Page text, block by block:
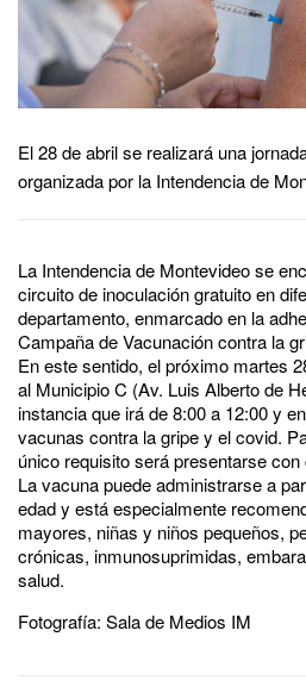
El 28 de abril se realizará una
organizada por la Intendencia de
La Intendencia de Montevideo se
circuito de inoculación gratuito en
departamento, enmarcado en la
Campaña de Vacunación contra la
En este sentido, el próximo martes
al Municipio C (Av. Luis Alberto de
instancia que irá de 8:00 a 12:00 y
vacunas contra la gripe y el covid.
único requisito será presentarse con
La vacuna puede administrarse a
edad y está especialmente
mayores, niñas y niños pequeños,
crónicas, inmunosuprimidas,
salud.
Fotografía: Sala de Medios IM